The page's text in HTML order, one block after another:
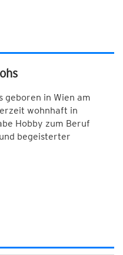
geboren in Wien am
wohnhaft in
Hobby zum Beruf
begeisterter